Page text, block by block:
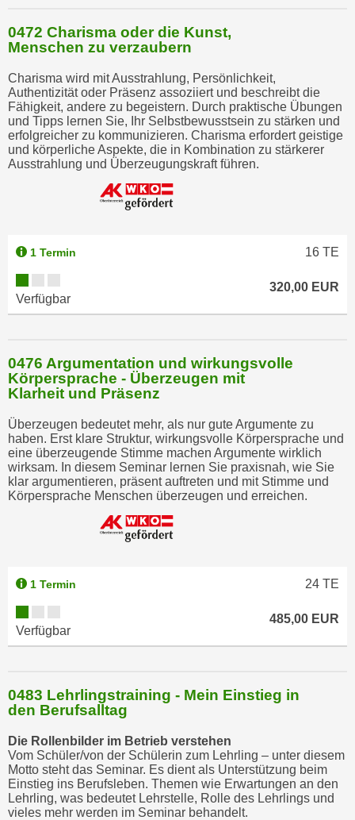
0472 Charisma oder die Kunst,
Menschen zu verzaubern
Charisma wird mit Ausstrahlung, Persönlichkeit,
Authentizität oder Präsenz assoziiert und beschreibt die
Fähigkeit, andere zu begeistern. Durch praktische Übungen
und Tipps lernen Sie, Ihr Selbstbewusstsein zu stärken und
erfolgreicher zu kommunizieren. Charisma erfordert geistige
und körperliche Aspekte, die in Kombination zu stärkerer
Ausstrahlung und Überzeugungskraft führen.
1 Termin 16 TE
Verfügbar
320,00 EUR
0476 Argumentation und wirkungsvolle
Körpersprache - Überzeugen mit
Klarheit und Präsenz
Überzeugen bedeutet mehr, als nur gute Argumente zu
haben. Erst klare Struktur, wirkungsvolle Körpersprache und
eine überzeugende Stimme machen Argumente wirklich
wirksam. In diesem Seminar lernen Sie praxisnah, wie Sie
klar argumentieren, präsent auftreten und mit Stimme und
Körpersprache Menschen überzeugen und erreichen.
1 Termin 24 TE
Verfügbar
485,00 EUR
0483 Lehrlingstraining - Mein Einstieg in
den Berufsalltag
Die Rollenbilder im Betrieb verstehen
Vom Schüler/von der Schülerin zum Lehrling – unter diesem
Motto steht das Seminar. Es dient als Unterstützung beim
Einstieg ins Berufsleben. Themen wie Erwartungen an den
Lehrling, was bedeutet Lehrstelle, Rolle des Lehrlings und
vieles mehr werden im Seminar behandelt.